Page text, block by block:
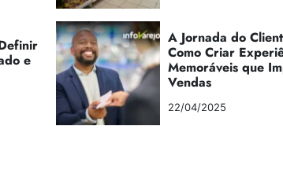
e
A Jornada do
Como Criar
Memoráveis que
Vendas
22/04/2025